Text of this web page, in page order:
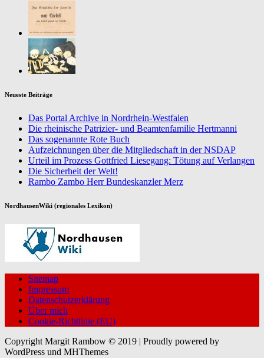
Neueste Beiträge
Das Portal Archive in Nordrhein-Westfalen
Die rheinische Patrizier- und Beamtenfamilie Hertmanni
Das sogenannte Rote Buch
Aufzeichnungen über die Mitgliedschaft in der NSDAP
Urteil im Prozess Gottfried Liesegang: Tötung auf Verlangen
Die Sicherheit der Welt!
Rambo Zambo Herr Bundeskanzler Merz
NordhausenWiki (regionales Lexikon)
Sitemap
Impressum
Datenschutzerklärung
Über mich
Cookie-Richtlinie (EU)
Copyright Margit Rambow © 2019 | Proudly powered by
WordPress und MHThemes